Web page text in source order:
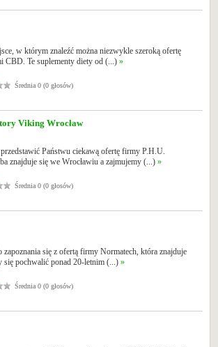
w którym znaleźć można niezwykle szeroką ofertę
CBD. Te suplementy diety od (...) »
Średnia 0 (0 głosów)
Viking Wrocław
Państwu ciekawą ofertę firmy P.H.U.
znajduje się we Wrocławiu a zajmujemy (...) »
Średnia 0 (0 głosów)
zapoznania się z ofertą firmy Normatech, która znajduje
się pochwalić ponad 20-letnim (...) »
Średnia 0 (0 głosów)